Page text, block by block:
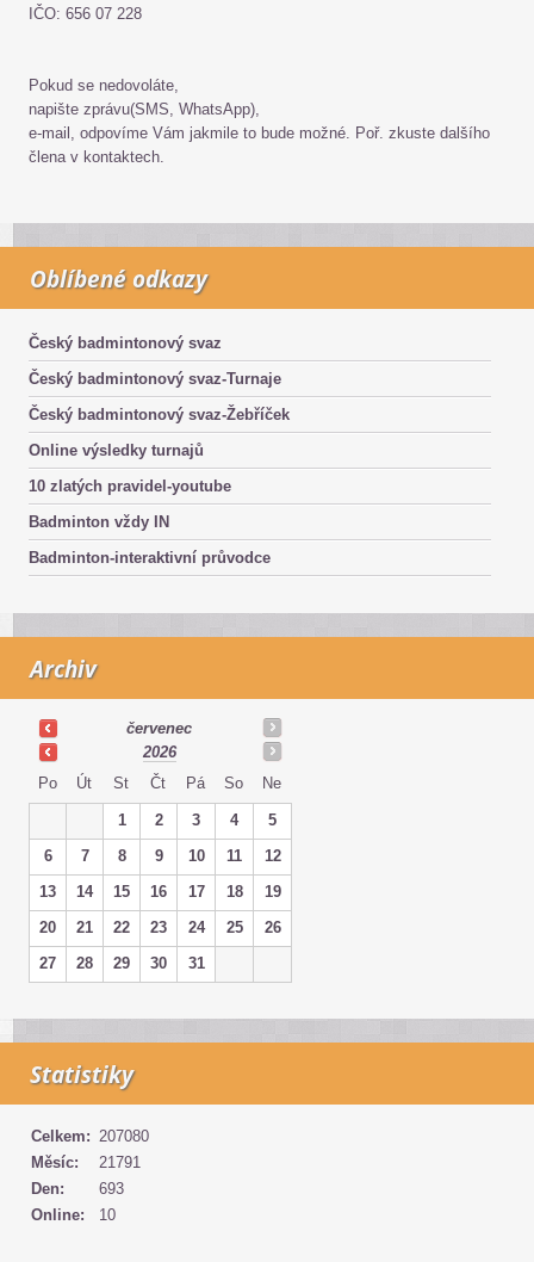
IČO: 656 07 228
Pokud se nedovoláte,
napište zprávu(SMS, WhatsApp),
e-mail, odpovíme Vám jakmile to bude možné. Poř. zkuste dalšího
člena v kontaktech.
Oblíbené odkazy
Český badmintonový svaz
Český badmintonový svaz-Turnaje
Český badmintonový svaz-Žebříček
Online výsledky turnajů
10 zlatých pravidel-youtube
Badminton vždy IN
Badminton-interaktivní průvodce
Archiv
červenec
2026
Po
Út St Čt Pá So Ne
1 2 3 4
5
6
7 8 9 10 11
12
13
14 15 16 17 18
19
20
21 22 23 24 25
26
27
28 29 30 31
Statistiky
Online: 10
Celkem: 207080
Měsíc:
21791
Den:
693